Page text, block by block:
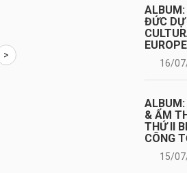
>
ALBUM:
ĐỨC DỰ
16/
ALBUM:
& ẨM
THỨ II
CÔNG
15/